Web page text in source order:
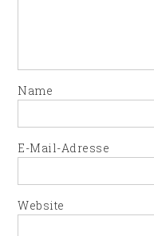
Name
E-Mail-Adresse
Website